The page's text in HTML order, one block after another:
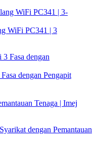
WiFi PC341 | 3
dengan Pengapit